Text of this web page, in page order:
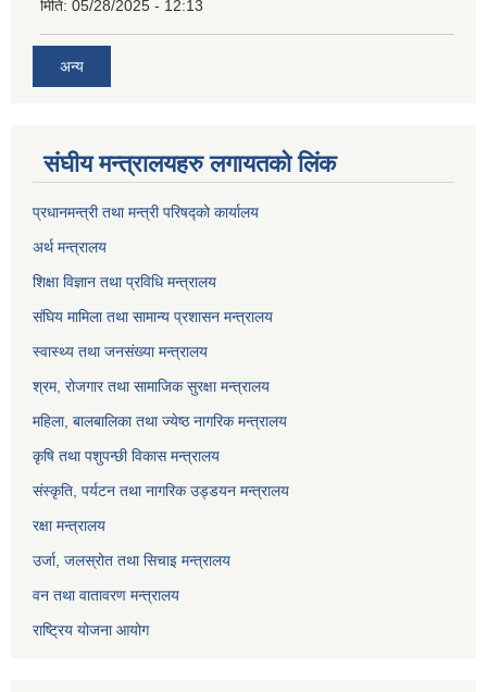
मिति: 05/28/2025 - 12:13
अन्य
संघीय मन्त्रालयहरु लगायतको लिंक
प्रधानमन्त्री तथा मन्त्री परिषद्को कार्यालय
अर्थ मन्त्रालय
शिक्षा विज्ञान तथा प्रविधि मन्त्रालय
संघिय मामिला तथा सामान्य प्रशासन मन्त्रालय
स्वास्थ्य तथा जनसंख्या मन्त्रालय
श्रम, रोजगार तथा सामाजिक सुरक्षा मन्त्रालय
महिला, बालबालिका तथा ज्येष्ठ नागरिक मन्त्रालय
कृषि तथा पशुपन्छी विकास मन्त्रालय
संस्कृति, पर्यटन तथा नागरिक उड्डयन मन्त्रालय
रक्षा मन्त्रालय
उर्जा, जलस्रोत तथा सिचाइ मन्त्रालय
वन तथा वातावरण मन्त्रालय
राष्ट्रिय योजना आयोग